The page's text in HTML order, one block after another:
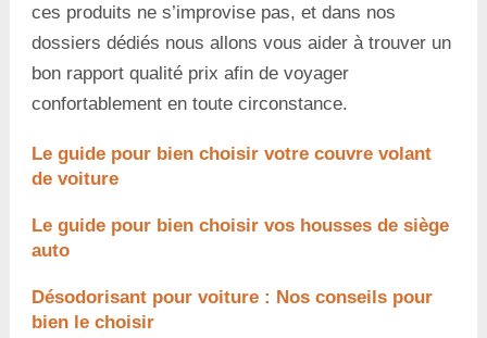
ces produits ne s’improvise pas, et dans nos
dossiers dédiés nous allons vous aider à trouver un
bon rapport qualité prix afin de voyager
confortablement en toute circonstance.
Le guide pour bien choisir votre couvre volant
de voiture
Le guide pour bien choisir vos housses de siège
auto
Désodorisant pour voiture : Nos conseils pour
bien le choisir